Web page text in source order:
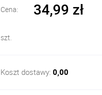
Cena: 34,99 zł
szt.
Koszt dostawy: 0,00